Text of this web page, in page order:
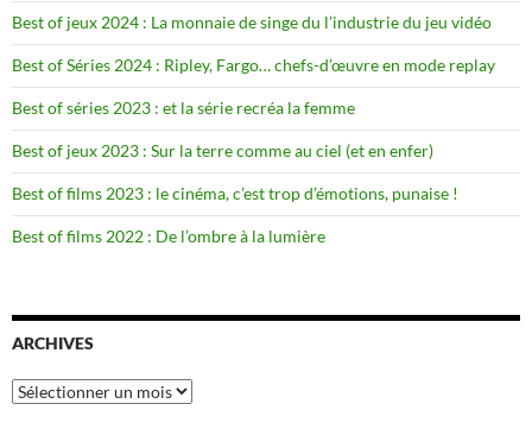
Best of jeux 2024 : La monnaie de singe du l’industrie du jeu vidéo
Best of Séries 2024 : Ripley, Fargo… chefs-d’œuvre en mode replay
Best of séries 2023 : et la série recréa la femme
Best of jeux 2023 : Sur la terre comme au ciel (et en enfer)
Best of films 2023 : le cinéma, c’est trop d’émotions, punaise !
Best of films 2022 : De l’ombre à la lumière
ARCHIVES
Archives